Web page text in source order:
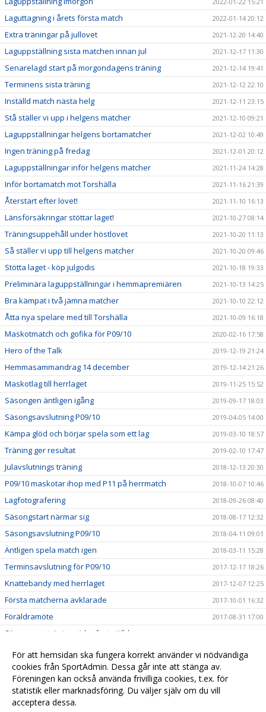
Laguttagning i årets första match 2022-01-14 20:12
Extra träningar på jullovet 2021-12-20 14:40
Laguppställning sista matchen innan jul 2021-12-17 11:30
Senarelagd start på morgondagens träning 2021-12-14 19:41
Terminens sista träning 2021-12-12 22:10
Inställd match nästa helg 2021-12-11 23:15
Stå ställer vi upp i helgens matcher 2021-12-10 09:21
Laguppställningar helgens bortamatcher 2021-12-02 10:49
Ingen träning på fredag 2021-12-01 20:12
Laguppställningar inför helgens matcher 2021-11-24 14:28
Inför bortamatch mot Torshälla 2021-11-16 21:39
Återstart efter lovet! 2021-11-10 16:13
Länsförsäkringar stöttar laget! 2021-10-27 08:14
Träningsuppehåll under höstlovet 2021-10-20 11:13
Så ställer vi upp till helgens matcher 2021-10-20 09:46
Stötta laget - köp julgodis 2021-10-18 19:33
Preliminära laguppställningar i hemmapremiären 2021-10-13 14:25
Bra kämpat i två jämna matcher 2021-10-10 22:12
Åtta nya spelare med till Torshälla 2021-10-09 16:18
Maskotmatch och gofika för P09/10 2020-02-16 17:58
Hero of the Talk 2019-12-19 21:24
Hemmasammandrag 14 december 2019-12-14 21:26
Maskotlag till herrlaget 2019-11-25 15:52
Säsongen äntligen igång 2019-09-17 18:03
Säsongsavslutning P09/10 2019-04-05 14:00
Kämpa glöd och börjar spela som ett lag 2019-03-10 18:57
Träning ger resultat 2019-02-10 17:47
Julavslutnings träning 2018-12-13 20:30
P09/10 maskotar ihop med P11 på herrmatch 2018-10-07 10:46
Lagfotografering 2018-09-26 08:40
Säsongstart närmar sig 2018-08-17 12:32
Säsongsavslutning P09/10 2018-04-11 09:01
Äntligen spela match igen 2018-03-11 15:28
Terminsavslutning för P09/10 2017-12-17 18:26
Knattebandy med herrlaget 2017-12-07 12:25
Första matcherna avklarade 2017-10-01 16:32
Föräldramöte 2017-08-31 17:00
Säsongens träningstider fastställda
P10 maskot på herrlagsmatch 2017-02-12 10:41
P10 testar äntligen målvaktsutrustningen 2016-12-04 21:11
RosenkranzPhotography 2015-11-18 10:51
För att hemsidan ska fungera korrekt använder vi nödvändiga
cookies från SportAdmin. Dessa går inte att stänga av.
Föreningen kan också använda frivilliga cookies, t.ex. för
statistik eller marknadsföring. Du väljer själv om du vill
acceptera dessa.